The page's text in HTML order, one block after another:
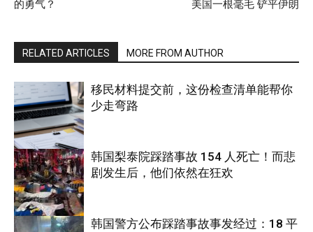
的勇气？
美国一根毫毛 铲平伊朗
RELATED ARTICLES MORE FROM AUTHOR
国际
移民材料提交前，这份检查清单能帮你
少走弯路
韩国梨泰院踩踏事故 154 人死亡！而悲
剧发生后，他们依然在狂欢
韩国警方公布踩踏事故事发经过：18 平